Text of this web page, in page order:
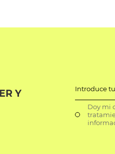
Y
Introduce
Doy mi